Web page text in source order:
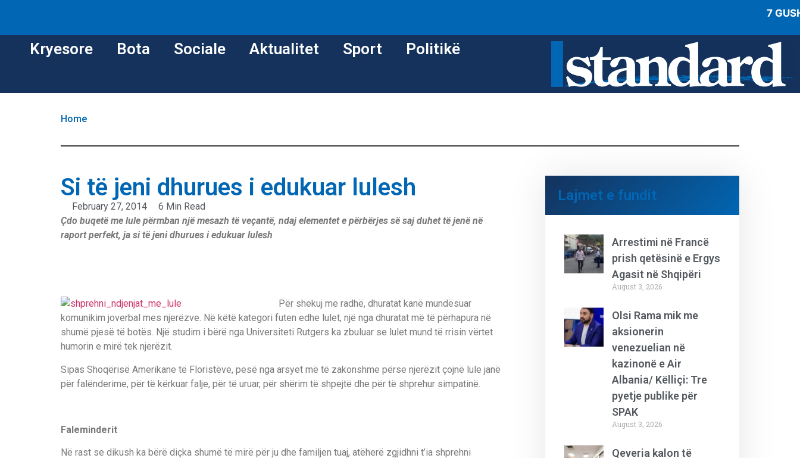
7
Kryesore Bota Sociale Aktualitet Sport Politikë
Home
Si të jeni dhurues i edukuar lulesh
February 27, 2014
6 Min Read
Çdo buqetë me lule përmban një mesazh të veçantë, ndaj elementet e përbërjes së saj duhet të jenë në
raport perfekt, ja si të jeni dhurues i edukuar lulesh
Për shekuj me radhë, dhuratat kanë mundësuar
komunikim joverbal mes njerëzve. Në këtë kategori futen edhe lulet, një nga dhuratat më të përhapura në
shumë pjesë të botës. Një studim i bërë nga Universiteti Rutgers ka zbuluar se lulet mund të rrisin vërtet
humorin e mirë tek njerëzit.
Sipas Shoqërisë Amerikane të Floristëve, pesë nga arsyet më të zakonshme përse njerëzit çojnë lule janë
për falënderime, për të kërkuar falje, për të uruar, për shërim të shpejtë dhe për të shprehur simpatinë.
Faleminderit
Në rast se dikush ka bërë diçka shumë të mirë për ju dhe familjen tuaj, atëherë zgjidhni t’ia shprehni
Lajmet e fundit
Arrestimi në Francë
prish qetësinë e Ergys
Agasit në Shqipëri
August 3, 2026
Olsi Rama mik me
aksionerin
venezuelian në
kazinonë e Air
Albania/ Këlliçi: Tre
pyetje publike për
SPAK
August 3, 2026
Qeveria kalon të